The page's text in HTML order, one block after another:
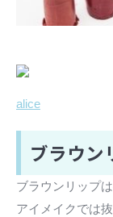
alice
ブラウン
ブラウンリップ
アイメイクでは